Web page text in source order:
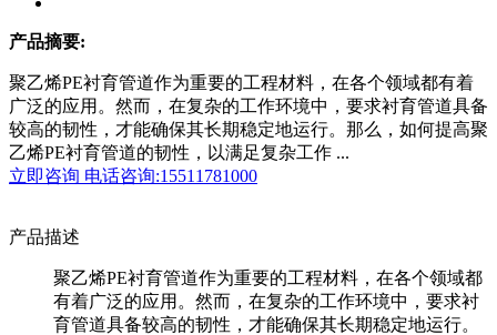
产品摘要:
聚乙烯PE衬育管道作为重要的工程材料，在各个领域都有着
广泛的应用。然而，在复杂的工作环境中，要求衬育管道具备
较高的韧性，才能确保其长期稳定地运行。那么，如何提高聚
乙烯PE衬育管道的韧性，以满足复杂工作 ...
立即咨询 电话咨询:15511781000
产品描述
聚乙烯PE衬育管道作为重要的工程材料，在各个领域都
有着广泛的应用。然而，在复杂的工作环境中，要求衬
育管道具备较高的韧性，才能确保其长期稳定地运行。